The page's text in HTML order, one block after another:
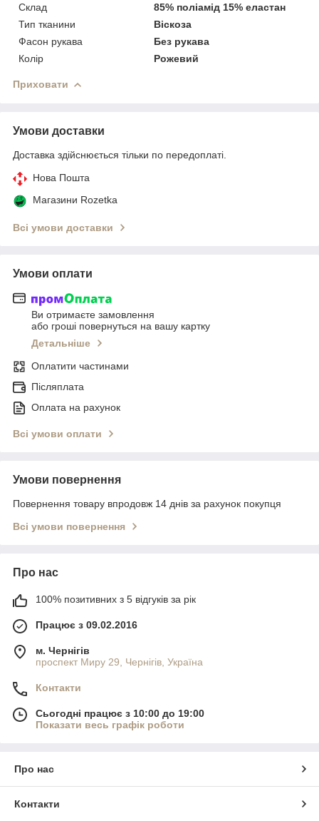
Склад
85% поліамід 15% еластан
Тип тканини
Віскоза
Фасон рукава
Без рукава
Колір
Рожевий
Приховати
Умови доставки
Доставка здійснюється тільки по передоплаті.
Нова Пошта
Магазини Rozetka
Всі умови доставки
Умови оплати
Ви отримаєте замовлення
або гроші повернуться на вашу картку
Детальніше
Оплатити частинами
Післяплата
Оплата на рахунок
Всі умови оплати
Умови повернення
Повернення товару впродовж 14 днів за рахунок покупця
Всі умови повернення
Про нас
100% позитивних з 5 відгуків за рік
Працює з 09.02.2016
м. Чернігів
проспект Миру 29, Чернігів, Україна
Контакти
Сьогодні працює з 10:00 до 19:00
Показати весь графік роботи
Про нас
Контакти